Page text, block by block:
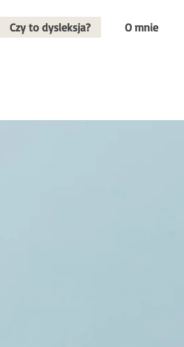
Czy to dysleksja? O mnie